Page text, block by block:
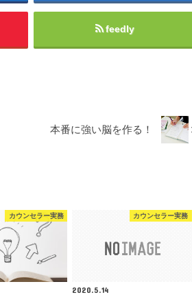
feedly
本番に強い脳を作る！
カウンセラー実務 カウンセラー実務
2020.5.14